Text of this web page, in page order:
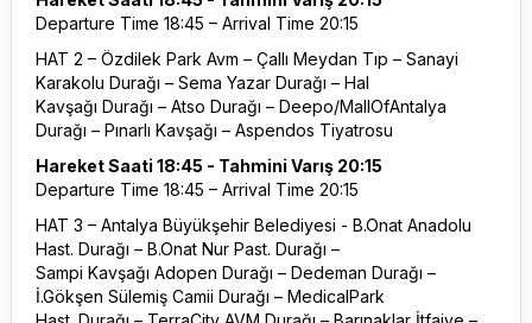
Departure Time 18:45 – Arrival Time 20:15
HAT 2 – Özdilek Park Avm – Çallı Meydan Tıp – Sanayi
Karakolu Durağı – Sema Yazar Durağı – Hal
Kavşağı Durağı – Atso Durağı – Deepo/MallOfAntalya
Durağı – Pınarlı Kavşağı – Aspendos Tiyatrosu
Hareket Saati 18:45 - Tahmini Varış 20:15
Departure Time 18:45 – Arrival Time 20:15
HAT 3 – Antalya Büyükşehir Belediyesi - B.Onat Anadolu
Hast. Durağı – B.Onat Nur Past. Durağı –
Sampi Kavşağı Adopen Durağı – Dedeman Durağı –
İ.Gökşen Sülemiş Camii Durağı – MedicalPark